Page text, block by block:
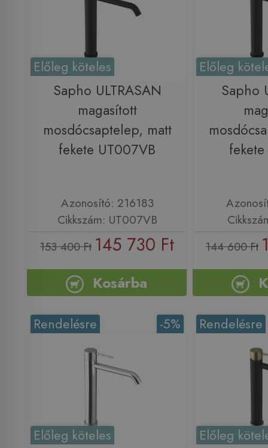
Előleg köteles
Sapho ULTRASAN
magasított
mosdócsaptelep, matt
fekete UT007VB
Azonosító: 216183
Cikkszám: UT007VB
153 400 Ft 145 730 Ft
Kosárba
Előleg
Sapho
144 600 Ft
-5%
Rendelésre
Előleg köteles
Rendelésre
Előleg